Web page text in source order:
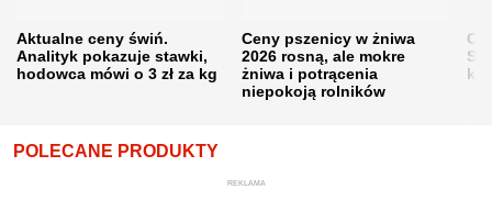
Aktualne ceny świń.
Analityk pokazuje stawki,
hodowca mówi o 3 zł za kg
Ceny pszenicy w żniwa
2026 rosną, ale mokre
żniwa i potrącenia
niepokoją rolników
POLECANE PRODUKTY
REKLAMA